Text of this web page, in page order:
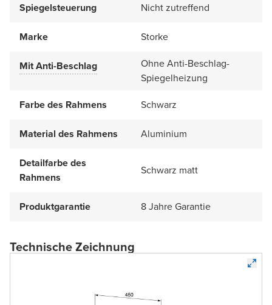
Spiegelsteuerung Nicht zutreffend
Marke Storke
Mit Anti-Beschlag
Ohne Anti-Beschlag-
Spiegelheizung
Farbe des Rahmens
Schwarz
Material des Rahmens Aluminium
Detailfarbe des
Rahmens
Schwarz matt
Produktgarantie 8 Jahre Garantie
Technische Zeichnung